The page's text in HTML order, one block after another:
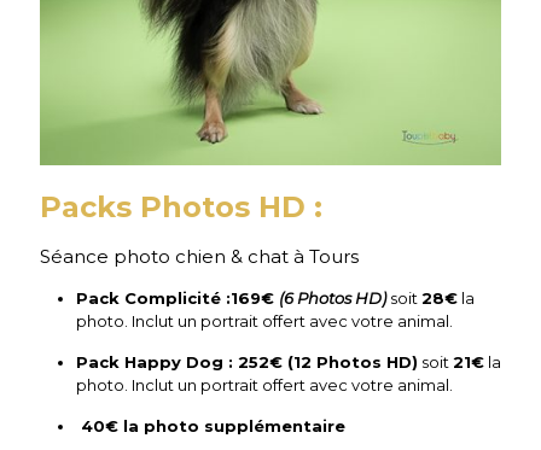
Packs Photos HD :
Séance photo chien & chat à Tours
Pack Complicité :169€ (6 Photos HD) soit28€ la
photo. Inclut un portrait offert avec votre animal.
Pack Happy Dog : 252€ (12 Photos HD) soit21€ la
photo. Inclut un portrait offert avec votre animal.
40€ la photo supplémentaire